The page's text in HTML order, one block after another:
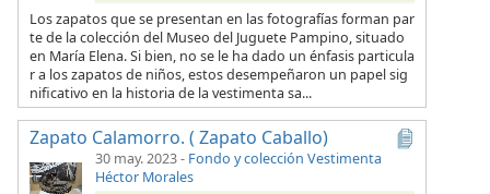
Los zapatos que se presentan en las fotografías forman par
te de la colección del Museo del Juguete Pampino, situado
en María Elena. Si bien, no se le ha dado un énfasis particula
r a los zapatos de niños, estos desempeñaron un papel sig
nificativo en la historia de la vestimenta sa...
Zapato Calamorro. ( Zapato Caballo)
30 may. 2023- Fondo y colección Vestimenta
Héctor Morales